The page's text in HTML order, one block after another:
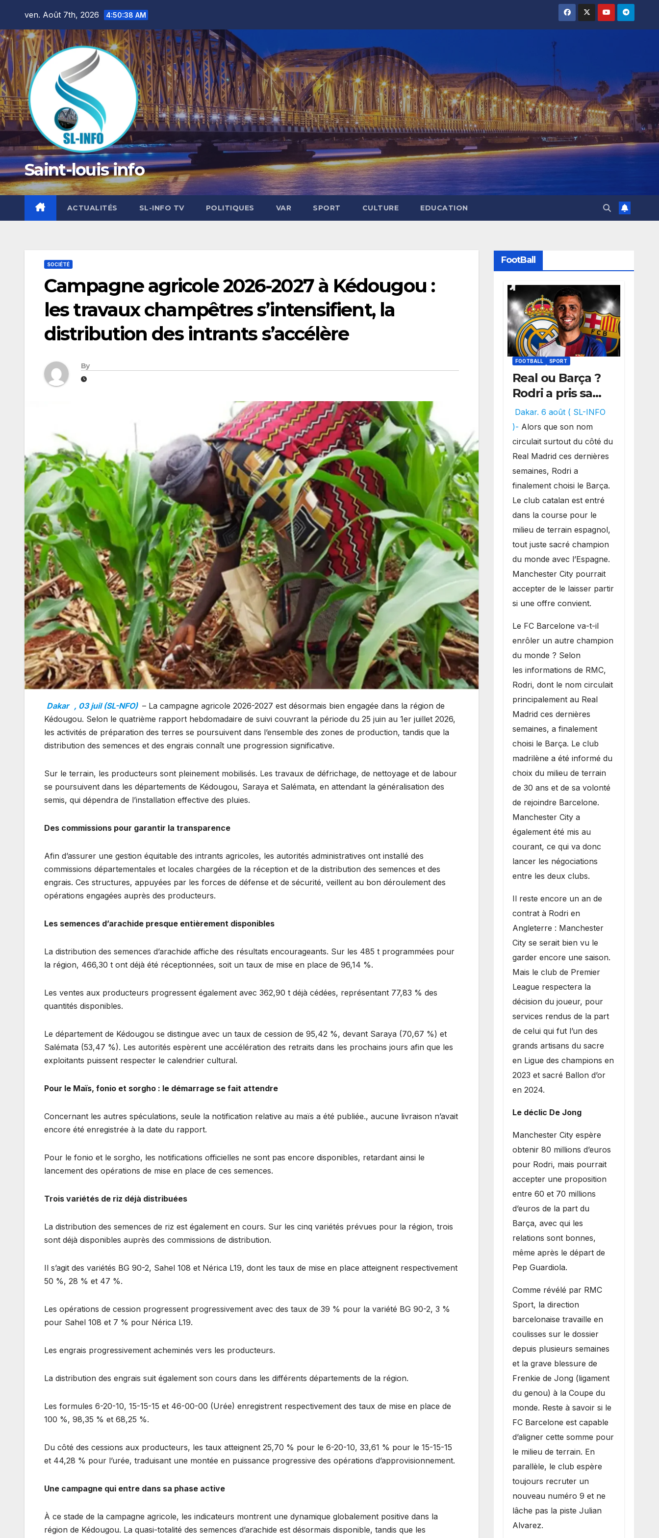
content
ven. Août 7th, 2026 4:50:40 AM
Saint-louis info
ACTUALITÉS SL-INFO TV POLITIQUES VAR SPORT CULTURE EDUCATION
SOCIÉTÉ
Campagne agricole 2026-2027 à Kédougou :
les travaux champêtres s’intensifient, la
distribution des intrants s’accélère
By
Dakar , 03 juil (SL-NFO) – La campagne agricole 2026-2027 est désormais bien engagée dans la région de
Kédougou. Selon le quatrième rapport hebdomadaire de suivi couvrant la période du 25 juin au 1er juillet 2026,
les activités de préparation des terres se poursuivent dans l’ensemble des zones de production, tandis que la
distribution des semences et des engrais connaît une progression significative.
Sur le terrain, les producteurs sont pleinement mobilisés. Les travaux de défrichage, de nettoyage et de labour
se poursuivent dans les départements de Kédougou, Saraya et Salémata, en attendant la généralisation des
semis, qui dépendra de l’installation effective des pluies.
Des commissions pour garantir la transparence
Afin d’assurer une gestion équitable des intrants agricoles, les autorités administratives ont installé des
commissions départementales et locales chargées de la réception et de la distribution des semences et des
engrais. Ces structures, appuyées par les forces de défense et de sécurité, veillent au bon déroulement des
opérations engagées auprès des producteurs.
Les semences d’arachide presque entièrement disponibles
La distribution des semences d’arachide affiche des résultats encourageants. Sur les 485 t programmées pour
la région, 466,30 t ont déjà été réceptionnées, soit un taux de mise en place de 96,14 %.
Les ventes aux producteurs progressent également avec 362,90 t déjà cédées, représentant 77,83 % des
quantités disponibles.
Le département de Kédougou se distingue avec un taux de cession de 95,42 %, devant Saraya (70,67 %) et
Salémata (53,47 %). Les autorités espèrent une accélération des retraits dans les prochains jours afin que les
exploitants puissent respecter le calendrier cultural.
Pour le Maïs, fonio et sorgho : le démarrage se fait attendre
Concernant les autres spéculations, seule la notification relative au maïs a été publiée., aucune livraison n’avait
encore été enregistrée à la date du rapport.
Pour le fonio et le sorgho, les notifications officielles ne sont pas encore disponibles, retardant ainsi le
lancement des opérations de mise en place de ces semences.
Trois variétés de riz déjà distribuées
La distribution des semences de riz est également en cours. Sur les cinq variétés prévues pour la région, trois
sont déjà disponibles auprès des commissions de distribution.
Il s’agit des variétés BG 90-2, Sahel 108 et Nérica L19, dont les taux de mise en place atteignent respectivement
50 %, 28 % et 47 %.
Les opérations de cession progressent progressivement avec des taux de 39 % pour la variété BG 90-2, 3 %
pour Sahel 108 et 7 % pour Nérica L19.
Les engrais progressivement acheminés vers les producteurs.
La distribution des engrais suit également son cours dans les différents départements de la région.
Les formules 6-20-10, 15-15-15 et 46-00-00 (Urée) enregistrent respectivement des taux de mise en place de
100 %, 98,35 % et 68,25 %.
Du côté des cessions aux producteurs, les taux atteignent 25,70 % pour le 6-20-10, 33,61 % pour le 15-15-15
et 44,28 % pour l’urée, traduisant une montée en puissance progressive des opérations d’approvisionnement.
Une campagne qui entre dans sa phase active
À ce stade de la campagne agricole, les indicateurs montrent une dynamique globalement positive dans la
région de Kédougou. La quasi-totalité des semences d’arachide est désormais disponible, tandis que les
FootBall
FOOTBALL SPORT
Real ou Barça ?
Rodri a pris sa
décision, un
choix qui
pourrait faire
grand bruit sur
le marché des
transferts.
Dakar. 6 août ( SL-INFO
)- Alors que son nom
circulait surtout du côté du
Real Madrid ces dernières
semaines, Rodri a
finalement choisi le Barça.
Le club catalan est entré
dans la course pour le
milieu de terrain espagnol,
tout juste sacré champion
du monde avec l’Espagne.
Manchester City pourrait
accepter de le laisser partir
si une offre convient.
​Le FC Barcelone va-t-il
enrôler un autre champion
du monde ? Selon
les informations de RMC,
Rodri, dont le nom circulait
principalement au Real
Madrid ces dernières
semaines, a finalement
choisi le Barça. Le club
madrilène a été informé du
choix du milieu de terrain
de 30 ans et de sa volonté
de rejoindre Barcelone.
Manchester City a
également été mis au
courant, ce qui va donc
lancer les négociations
entre les deux clubs.
​Il reste encore un an de
contrat à Rodri en
Angleterre : Manchester
City se serait bien vu le
garder encore une saison.
Mais le club de Premier
League respectera la
décision du joueur, pour
services rendus de la part
de celui qui fut l’un des
grands artisans du sacre
en Ligue des champions en
2023 et sacré Ballon d’or
en 2024.
Le déclic De Jong
​Manchester City espère
obtenir 80 millions d’euros
pour Rodri, mais pourrait
accepter une proposition
entre 60 et 70 millions
d’euros de la part du
Barça, avec qui les
relations sont bonnes,
même après le départ de
Pep Guardiola.
​Comme révélé par RMC
Sport, la direction
barcelonaise travaille en
coulisses sur le dossier
depuis plusieurs semaines
et la grave blessure de
Frenkie de Jong (ligament
du genou) à la Coupe du
monde. Reste à savoir si le
FC Barcelone est capable
d’aligner cette somme pour
le milieu de terrain. En
parallèle, le club espère
toujours recruter un
nouveau numéro 9 et ne
lâche pas la piste Julian
Alvarez.